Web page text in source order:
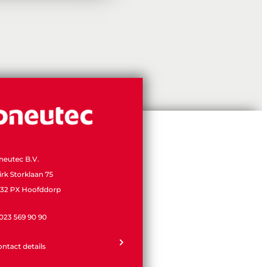
B.V.
Storklaan 75
PX Hoofddorp
569 90 90
details